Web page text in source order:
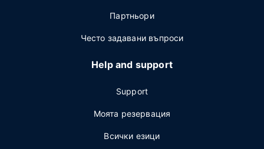
Партньори
Често задавани въпроси
Help and support
Support
Моята резервация
Всички езици